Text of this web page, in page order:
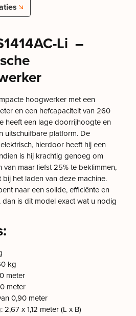
Li –
hoogwerker met een
en een hefcapaciteit van 260
heeft een lage doorrijhoogte en
uitschuifbare platform. De
hierdoor heeft hij een
is hij krachtig genoeg om
maar liefst 25% te beklimmen,
het laden van deze machine.
naar een solide, efficiënte en
is dit model exact wat u nodig
kg
meter
meter
0,90 meter
x 1,12 meter (L x B)